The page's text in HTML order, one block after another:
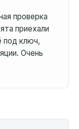
проверка
приехали
под ключ,
Очень